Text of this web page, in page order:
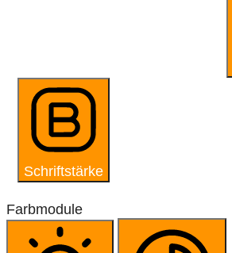
Schriftstärke
Farbmodule